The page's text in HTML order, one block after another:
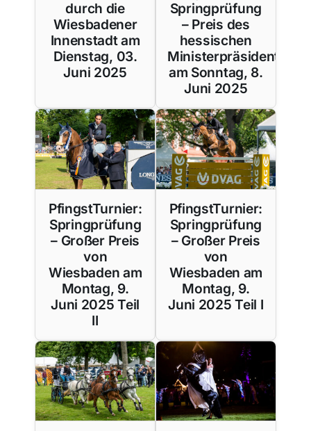
durch die
Wiesbadener
Innenstadt am
Dienstag, 03.
Juni 2025
Springprüfung
– Preis des
hessischen
Ministerpräsidenten
am Sonntag, 8.
Juni 2025
PfingstTurnier:
Springprüfung
– Großer Preis
von
Wiesbaden am
Montag, 9.
Juni 2025 Teil
II
PfingstTurnier:
Springprüfung
– Großer Preis
von
Wiesbaden am
Montag, 9.
Juni 2025 Teil I